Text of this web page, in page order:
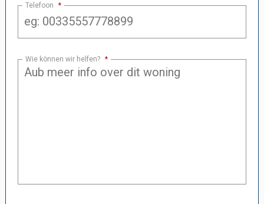
Telefoon *
Wie können wir helfen? *